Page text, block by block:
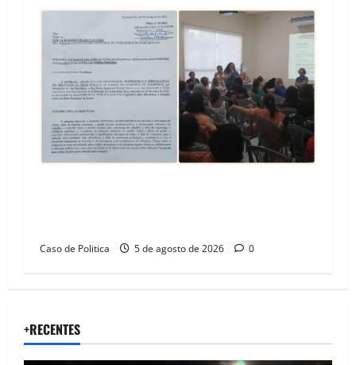
Caso de Politica 5 de agosto de 2026 0
+RECENTES